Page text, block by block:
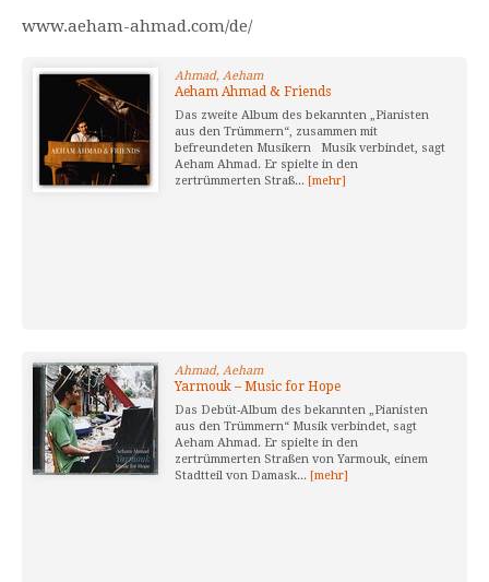
www.aeham-ahmad.com/de/
Ahmad, Aeham
Aeham Ahmad & Friends
Das zweite Album des bekannten „Pianisten
aus den Trümmern“, zusammen mit
befreundeten Musikern Musik verbindet, sagt
Aeham Ahmad. Er spielte in den
zertrümmerten Straß... [mehr]
Ahmad, Aeham
Yarmouk – Music for Hope
Das Debüt-Album des bekannten „Pianisten
aus den Trümmern“ Musik verbindet, sagt
Aeham Ahmad. Er spielte in den
zertrümmerten Straßen von Yarmouk, einem
Stadtteil von Damask... [mehr]